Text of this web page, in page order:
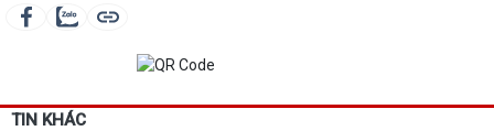
TIN KHÁC